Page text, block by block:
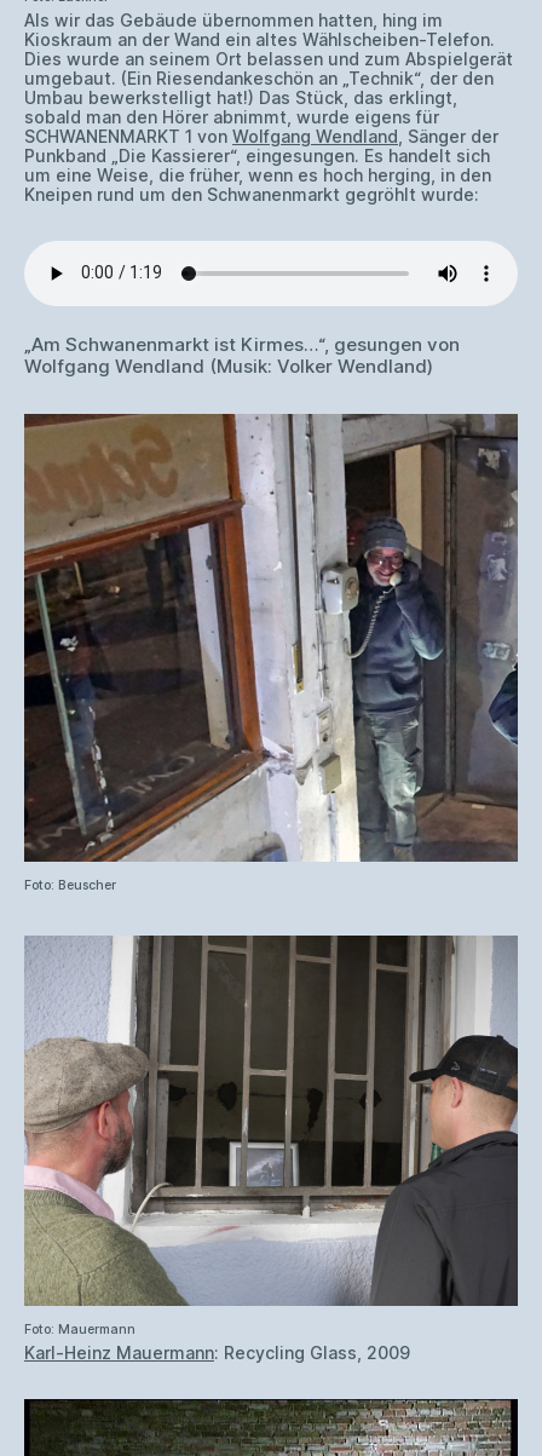
Als wir das Gebäude übernommen hatten, hing im
Kioskraum an der Wand ein altes Wählscheiben-Telefon.
Dies wurde an seinem Ort belassen und zum Abspielgerät
umgebaut. (Ein Riesendankeschön an „Technik“, der den
Umbau bewerkstelligt hat!) Das Stück, das erklingt,
sobald man den Hörer abnimmt, wurde eigens für
SCHWANENMARKT 1 von Wolfgang Wendland , Sänger der
Punkband „Die Kassierer“, eingesungen. Es handelt sich
um eine Weise, die früher, wenn es hoch herging, in den
Kneipen rund um den Schwanenmarkt gegröhlt wurde:
„Am Schwanenmarkt ist Kirmes…“, gesungen von
Wolfgang Wendland (Musik: Volker Wendland)
Foto: Beuscher
Foto: Mauermann
Karl-Heinz Mauermann: Recycling Glass, 2009